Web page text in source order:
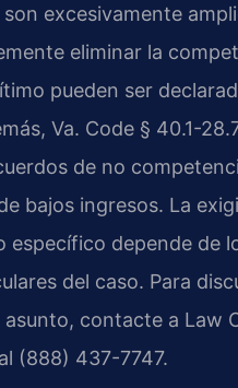
excesivamente
eliminar la
pueden ser
Va. Code § 40.1-
de no
bajos ingresos. La
específico depende de
del caso. Para
asunto, contacte a Law
(888) 437-7747.